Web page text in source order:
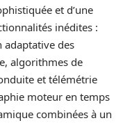
et d’une
inédites :
adaptative des
algorithmes de
et télémétrie
moteur en temps
combinées à un